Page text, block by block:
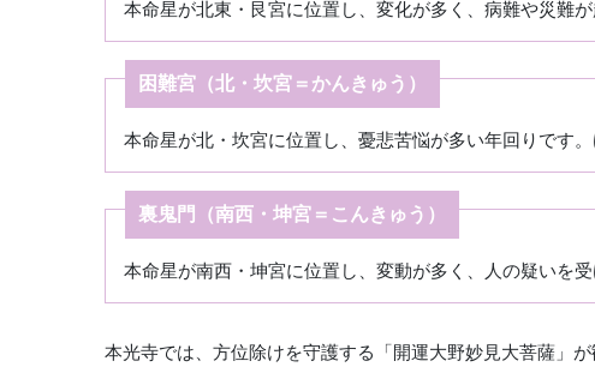
本命星が北東・艮宮に位置し、変化が多く、病難や災難が
困難宮（北・坎宮＝かんきゅう）
本命星が北・坎宮に位置し、憂悲苦悩が多い年回りです
裏鬼門（南西・坤宮＝こんきゅう）
本命星が南西・坤宮に位置し、変動が多く、人の疑いを
本光寺では、方位除けを守護する「開運大野妙見大菩薩」